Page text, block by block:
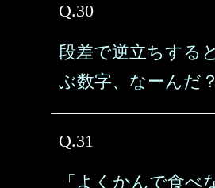
Q.30
段差で逆立ちする
ぶ数字、なーんだ？
Q.31
「よくかんで食べ